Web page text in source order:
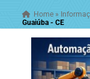
Home »
Guaiúba - CE